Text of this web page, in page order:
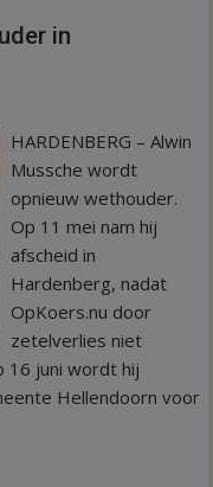
in
HARDENBERG – Alwin
Mussche wordt
opnieuw wethouder.
Op 11 mei nam hij
afscheid in
Hardenberg, nadat
OpKoers.nu door
zetelverlies niet
16 juni wordt hij
Hellendoorn voor